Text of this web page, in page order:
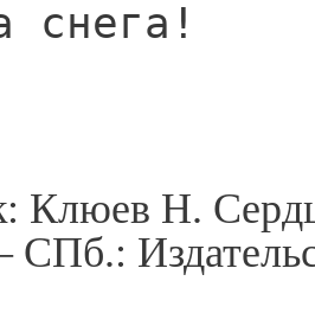
снега!
Клюев Н.